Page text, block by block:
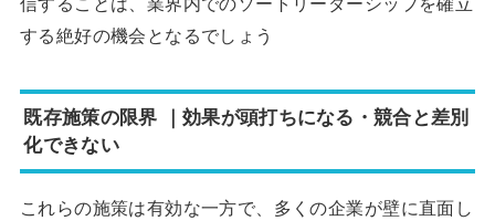
する絶好の機会となるでしょう
既存施策の限界 ｜効果が頭打ちになる・競合と差別
化できない
これらの施策は有効な一方で、多くの企業が壁に直面し